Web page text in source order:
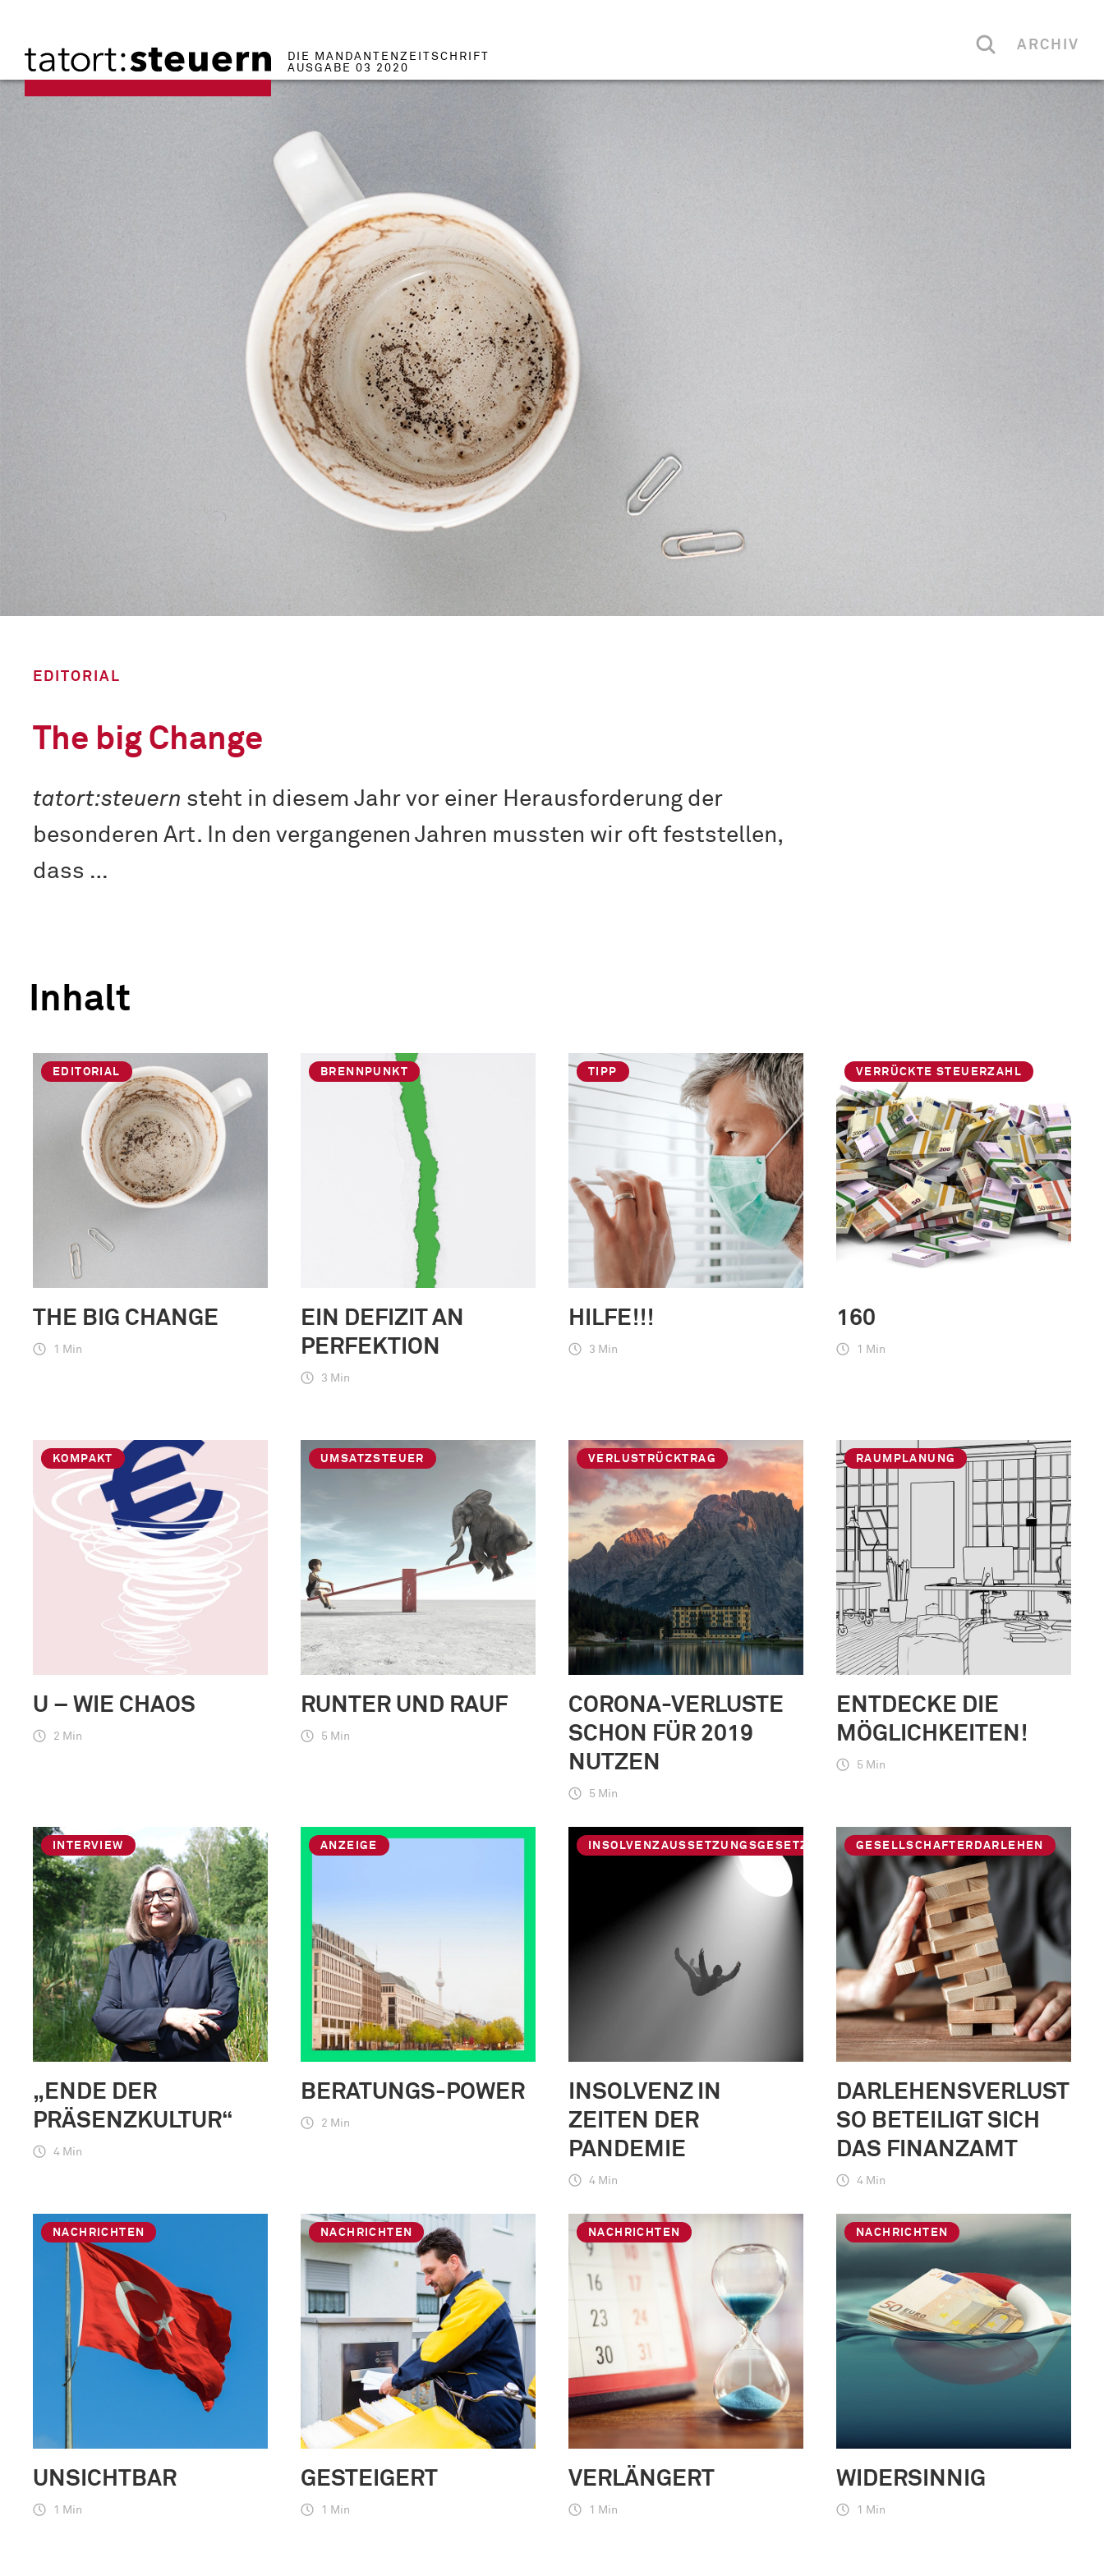
DIE MANDANTENZEITSCHRIFT
AUSGABE 03 2020
ARCHIV
EDITORIAL
The big Change
tatort:steuern steht in diesem Jahr vor einer Herausforderung der
besonderen Art. In den vergangenen Jahren mussten wir oft feststellen,
dass …
Inhalt
EDITORIAL
THE BIG CHANGE
1 Min
BRENNPUNKT
EIN DEFIZIT AN
PERFEKTION
3 Min
TIPP
HILFE!!!
3 Min
VERRÜCKTE STEUERZAHL
160
1 Min
KOMPAKT
U – WIE CHAOS
2 Min
UMSATZSTEUER
RUNTER UND RAUF
5 Min
VERLUSTRÜCKTRAG
CORONA-VERLUSTE
SCHON FÜR 2019
NUTZEN
5 Min
RAUMPLANUNG
ENTDECKE DIE
MÖGLICHKEITEN!
5 Min
INTERVIEW
„ENDE DER
PRÄSENZKULTUR“
4 Min
ANZEIGE
BERATUNGS-POWER
2 Min
INSOLVENZAUSSETZUNGSGESETZ
INSOLVENZ IN
ZEITEN DER
PANDEMIE
4 Min
GESELLSCHAFTERDARLEHEN
DARLEHENSVERLUSTE:
SO BETEILIGT SICH
DAS FINANZAMT
4 Min
NACHRICHTEN
UNSICHTBAR
1 Min
NACHRICHTEN
GESTEIGERT
1 Min
NACHRICHTEN
VERLÄNGERT
1 Min
NACHRICHTEN
WIDERSINNIG
1 Min